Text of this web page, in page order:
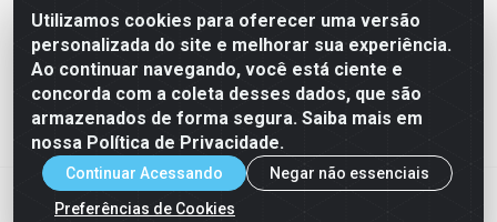
Utilizamos cookies para oferecer uma versão
personalizada do site e melhorar sua experiência.
Ao continuar navegando, você está ciente e
concorda com a coleta desses dados, que são
armazenados de forma segura. Saiba mais em
nossa Política de Privacidade.
Continuar Acessando
Negar não essenciais
Preferências de Cookies
Junco Industria e Comercio Ltda - R. Lineu Anterino
Mariano, 505 - Distrito Industrial, Uberlândia - MG CEP
38.402-346 - CNPJ: 66.312.653/0001-14